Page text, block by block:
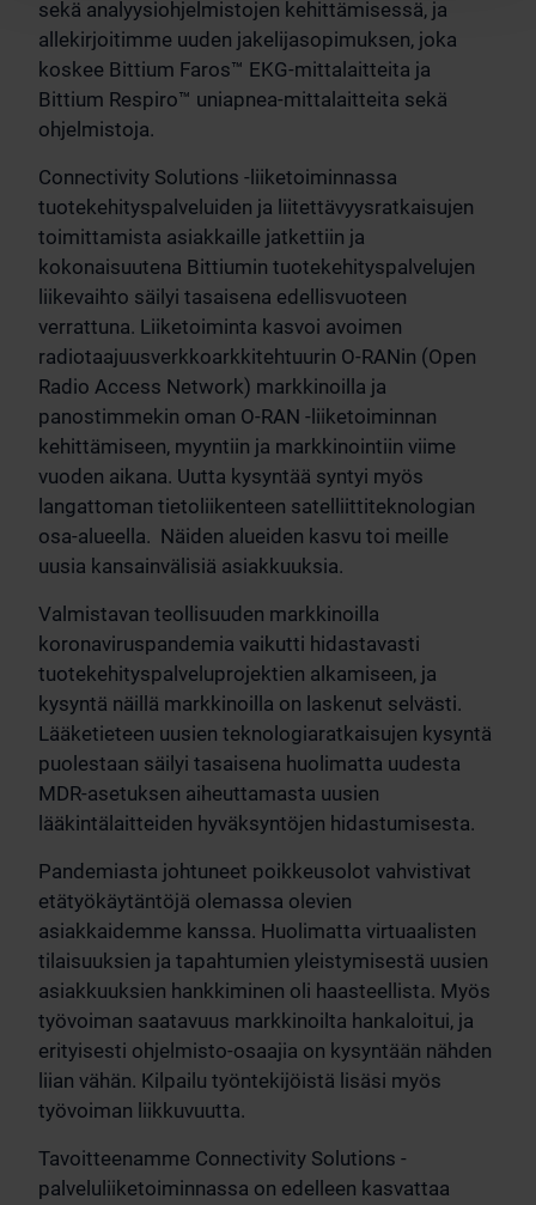
sekä analyysiohjelmistojen kehittämisessä, ja
allekirjoitimme uuden jakelijasopimuksen, joka
koskee Bittium Faros™ EKG-mittalaitteita ja
Bittium Respiro™ uniapnea-mittalaitteita sekä
ohjelmistoja.
Connectivity Solutions -liiketoiminnassa
tuotekehityspalveluiden ja liitettävyysratkaisujen
toimittamista asiakkaille jatkettiin ja
kokonaisuutena Bittiumin tuotekehityspalvelujen
liikevaihto säilyi tasaisena edellisvuoteen
verrattuna. Liiketoiminta kasvoi avoimen
radiotaajuusverkkoarkkitehtuurin O-RANin (Open
Radio Access Network) markkinoilla ja
panostimmekin oman O-RAN -liiketoiminnan
kehittämiseen, myyntiin ja markkinointiin viime
vuoden aikana. Uutta kysyntää syntyi myös
langattoman tietoliikenteen satelliittiteknologian
osa-alueella. Näiden alueiden kasvu toi meille
uusia kansainvälisiä asiakkuuksia.
Valmistavan teollisuuden markkinoilla
koronaviruspandemia vaikutti hidastavasti
tuotekehityspalveluprojektien alkamiseen, ja
kysyntä näillä markkinoilla on laskenut selvästi.
Lääketieteen uusien teknologiaratkaisujen kysyntä
puolestaan säilyi tasaisena huolimatta uudesta
MDR-asetuksen aiheuttamasta uusien
lääkintälaitteiden hyväksyntöjen hidastumisesta.
Pandemiasta johtuneet poikkeusolot vahvistivat
etätyökäytäntöjä olemassa olevien
asiakkaidemme kanssa. Huolimatta virtuaalisten
tilaisuuksien ja tapahtumien yleistymisestä uusien
asiakkuuksien hankkiminen oli haasteellista. Myös
työvoiman saatavuus markkinoilta hankaloitui, ja
erityisesti ohjelmisto-osaajia on kysyntään nähden
liian vähän. Kilpailu työntekijöistä lisäsi myös
työvoiman liikkuvuutta.
Tavoitteenamme Connectivity Solutions -
palveluliiketoiminnassa on edelleen kasvattaa